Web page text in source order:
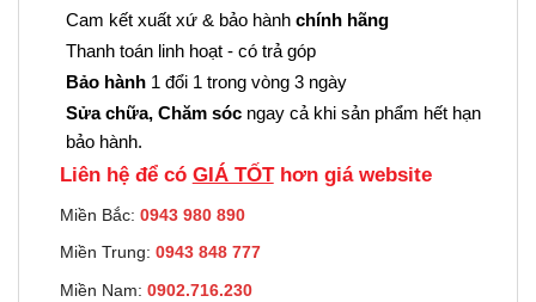
Cam kết xuất xứ & bảo hành chính hãng
Thanh toán linh hoạt - có trả góp
Bảo hành 1 đổi 1 trong vòng 3 ngày
Sửa chữa, Chăm sóc ngay cả khi sản phẩm hết hạn
bảo hành.
Liên hệ để có GIÁ TỐThơn giá website
Miền Bắc: 0943 980 890
Miền Trung: 0943 848 777
Miền Nam: 0902.716.230